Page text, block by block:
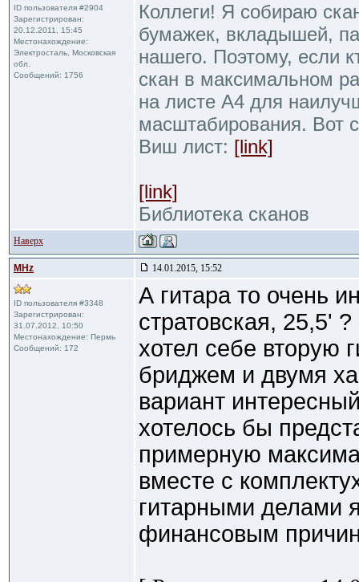
ID пользователя #2904
Зарегистрирован:
20.12.2011, 15:45
Местонахождение:
Электросталь, Московская
обл.
Сообщений: 1756
Коллеги! Я собираю
бумажек, вкладышей,
нашего. Поэтому, если
скан в максимальном
на листе А4 для
масштабирования. Вот
Виш лист: [link]
[link]
Библиотека сканов
Наверх
MHz 14.01.2015, 15:52
ID пользователя #3348
Зарегистрирован:
31.07.2012, 10:50
Местонахождение: Пермь
Сообщений: 172
А гитара то очень
стратовская, 25,5'
хотел себе вторую
бриджем и двумя
вариант
хотелось бы
примерную
вместе с
гитарными делами
финансовым